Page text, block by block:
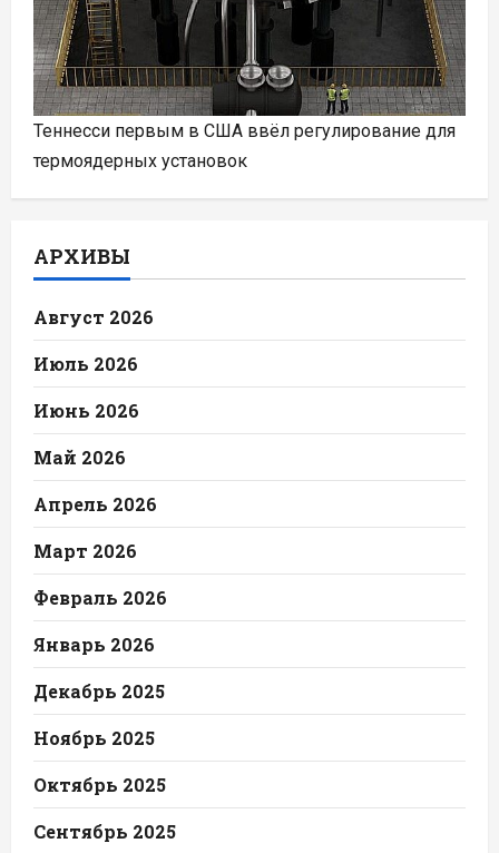
Теннесси первым в США ввёл регулирование для
термоядерных установок
АРХИВЫ
Август 2026
Июль 2026
Июнь 2026
Май 2026
Апрель 2026
Март 2026
Февраль 2026
Январь 2026
Декабрь 2025
Ноябрь 2025
Октябрь 2025
Сентябрь 2025